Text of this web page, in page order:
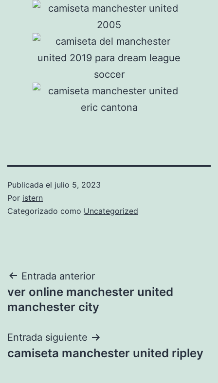
Publicada el julio 5, 2023
Por istern
Categorizado como Uncategorized
Navegación
de
Entrada anterior
ver online manchester united
manchester city
Entrada siguiente
camiseta manchester united ripley